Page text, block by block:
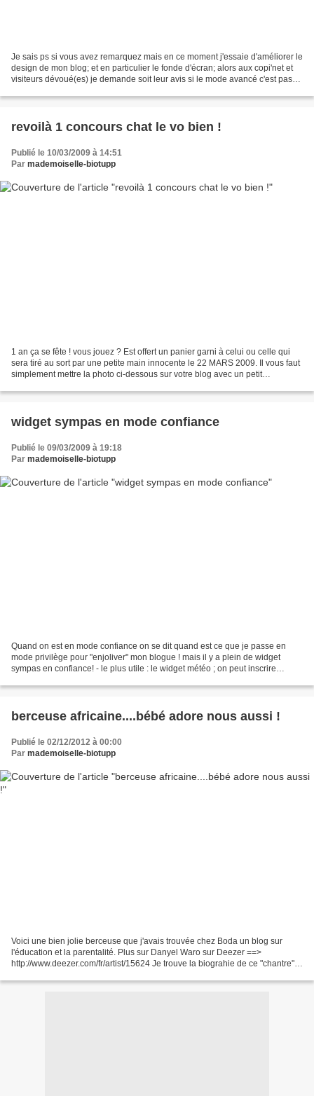
Je sais ps si vous avez remarquez mais en ce moment j'essaie d'améliorer le
design de mon blog; et en particulier le fonde d'écran; alors aux copi'net et
visiteurs dévoué(es) je demande soit leur avis si le mode avancé c'est pas
revoilà 1 concours chat le vo bien !
Publié le 10/03/2009 à 14:51
Par mademoiselle-biotupp
1 an ça se fête ! vous jouez ? Est offert un panier garni à celui ou celle qui
sera tiré au sort par une petite main innocente le 22 MARS 2009. Il vous faut
simplement mettre la photo ci-dessous sur votre blog avec un petit
widget sympas en mode confiance
Publié le 09/03/2009 à 19:18
Par mademoiselle-biotupp
Quand on est en mode confiance on se dit quand est ce que je passe en
mode privilège pour "enjoliver" mon blogue ! mais il y a plein de widget
sympas en confiance! - le plus utile : le widget météo ; on peut inscrire
berceuse africaine....bébé adore nous aussi !
Publié le 02/12/2012 à 00:00
Par mademoiselle-biotupp
Voici une bien jolie berceuse que j'avais trouvée chez Boda un blog sur
l'éducation et la parentalité. Plus sur Danyel Waro sur Deezer ==>
http://www.deezer.com/fr/artist/15624 Je trouve la biograhie de ce "chantre"